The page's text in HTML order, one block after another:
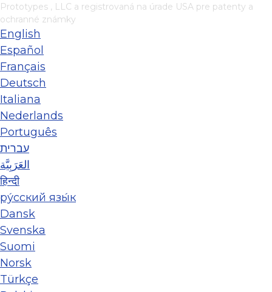
Prototypes , LLC a registrovaná na úrade USA pre patenty a
ochranné známky
English
Español
Français
Deutsch
Italiana
Nederlands
Português
עברית
العَرَبِيَّة
हिन्दी
ру́сский язы́к
Dansk
Svenska
Suomi
Norsk
Türkçe